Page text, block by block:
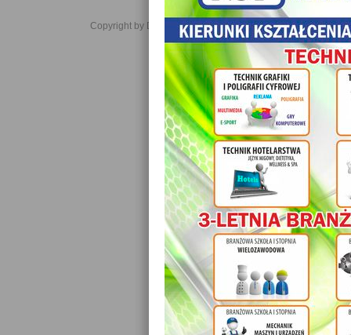
Copyright by Daniel JabĹoĹski 2006-2021. All rights